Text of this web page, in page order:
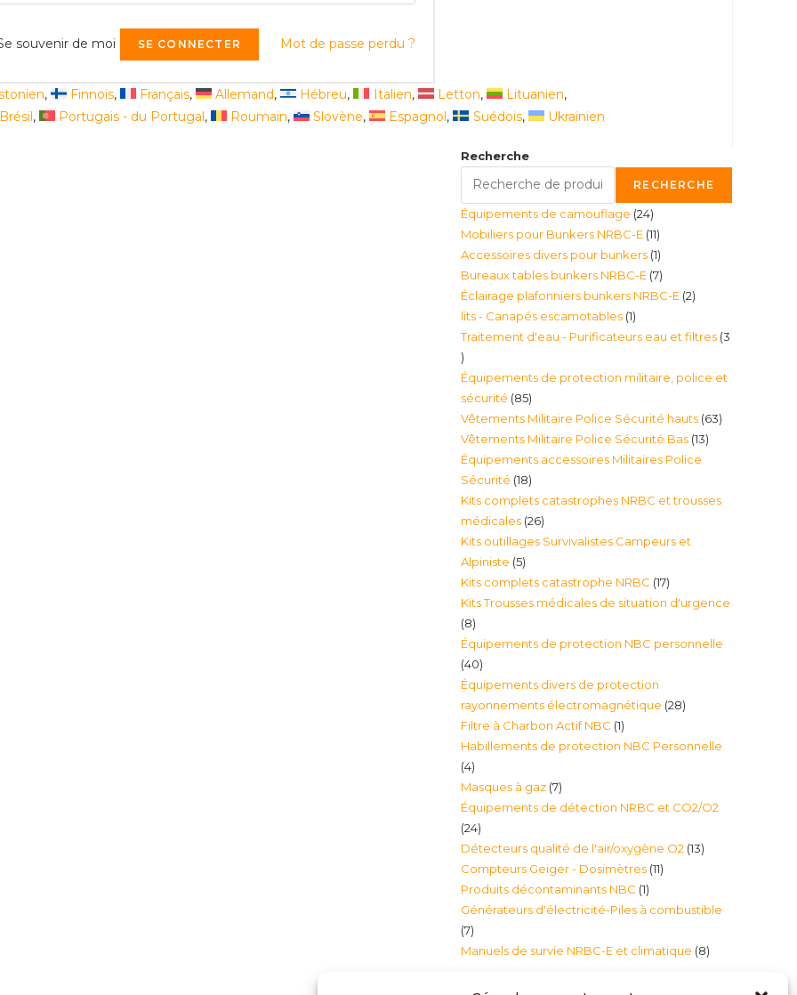
souvenir de moi SE CONNECTER Mot de passe perdu ?
Finnois Français Allemand Hébreu Italien Letton
Lituanien
Portugais - du Portugal Roumain Slovène Espagnol Suédois Ukrainien
Recherche
RECHERCHE
Équipements de camouflage 2424
produits
Mobiliers pour Bunkers NRBC-E 1111
produits
Accessoires divers pour bunkers 11
produit
Bureaux tables bunkers NRBC-E 77
produits
Éclairage plafonniers bunkers NRBC-E 22
lits - Canapés escamotables 11
produit
Traitement d'eau - Purificateurs eau et filtres 3
3
produits
Équipements de protection militaire, police et
sécurité 8585
produits
Vêtements Militaire Police Sécurité hauts 6363
Vêtements Militaire Police Sécurité Bas 1313
Équipements accessoires Militaires Police
Sécurité 1818
produits
Kits complets catastrophes NRBC et trousses
médicales 2626
produits
Kits outillages Survivalistes Campeurs et
Alpiniste 55
produits
Kits complets catastrophe NRBC 1717
produits
Kits Trousses médicales de situation d'urgence
88
produits
Équipements de protection NBC personnelle
4040
produits
Équipements divers de protection
rayonnements électromagnétique 2828
Filtre à Charbon Actif NBC 11
produit
Habillements de protection NBC Personnelle
44
produits
Masques à gaz 77
produits
Équipements de détection NRBC et CO2/O2
2424
produits
Détecteurs qualité de l'air/oxygène O2 1313
Compteurs Geiger - Dosimètres 1111
Produits décontaminants NBC 11
produit
Générateurs d'électricité-Piles à combustible
77
produits
Manuels de survie NRBC-E et climatique 88